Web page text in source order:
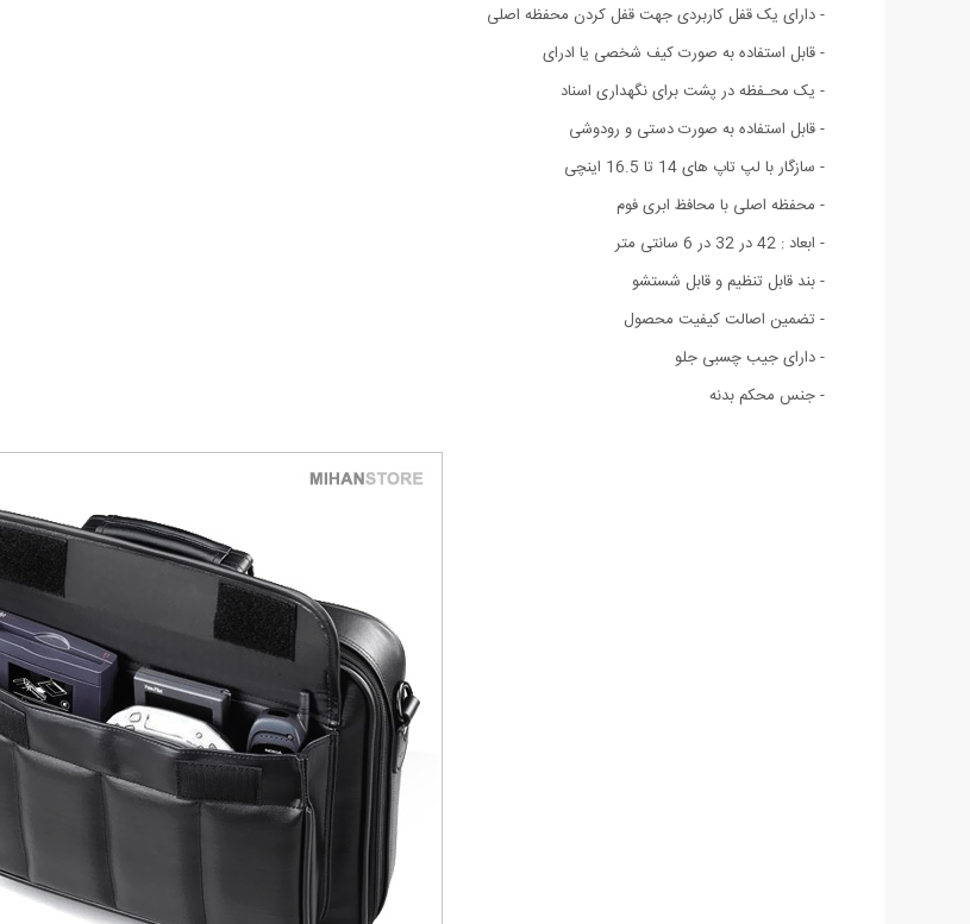
- دارای یک قفل کاربردی جهت قفل کردن محفظه اصلی
- قابل استفاده به صورت کیف شخصی یا ادرای
- یک محـفظه در پشت برای نگهداری اسناد
- قابل استفاده به صورت دستی و رودوشی
- سازگار با لپ تاپ های 14 تا 16.5 اینچی
- محفظه اصلی با محافظ ابری فوم
- ابعاد : 42 در 32 در 6 سانتی متر
- بند قابل تنظیم و قابل شستشو
- تضمین اصالت کیفیت محصول
- دارای جیب چسبی جلو
- جنس محکم بدنه